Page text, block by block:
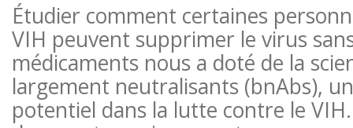
Étudier comment certaines
VIH peuvent supprimer le virus
médicaments nous a doté de la
largement neutralisants (bnAbs),
potentiel dans la lutte contre le